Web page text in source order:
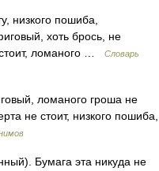
низкого пошиба,
хоть брось, не
стоит, ломаного …
Словарь
ломаного гроша не
не стоит, низкого пошиба,
Бумага эта никуда не